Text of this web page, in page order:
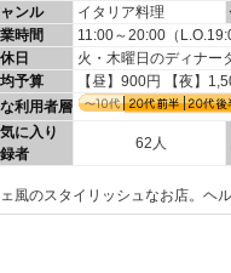
ンル イタリア料理
時間
11:00～20:00（
日
火・木曜日のディナー
予算
【昼】900円 【夜】
利用者層
に入り
者
62人
風のスタイリッシュなお店。ヘ